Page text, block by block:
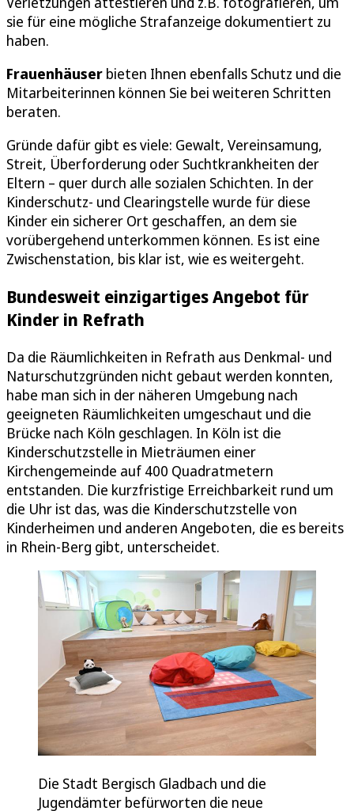
sie für eine mögliche Strafanzeige dokumentiert zu
haben.
Frauenhäuser bieten Ihnen ebenfalls Schutz und die
Mitarbeiterinnen können Sie bei weiteren Schritten
beraten.
Gründe dafür gibt es viele: Gewalt, Vereinsamung,
Streit, Überforderung oder Suchtkrankheiten der
Eltern – quer durch alle sozialen Schichten. In der
Kinderschutz- und Clearingstelle wurde für diese
Kinder ein sicherer Ort geschaffen, an dem sie
vorübergehend unterkommen können. Es ist eine
Zwischenstation, bis klar ist, wie es weitergeht.
Bundesweit einzigartiges Angebot für
Kinder in Refrath
Da die Räumlichkeiten in Refrath aus Denkmal- und
Naturschutzgründen nicht gebaut werden konnten,
habe man sich in der näheren Umgebung nach
geeigneten Räumlichkeiten umgeschaut und die
Brücke nach Köln geschlagen. In Köln ist die
Kinderschutzstelle in Mieträumen einer
Kirchengemeinde auf 400 Quadratmetern
entstanden. Die kurzfristige Erreichbarkeit rund um
die Uhr ist das, was die Kinderschutzstelle von
Kinderheimen und anderen Angeboten, die es bereits
in Rhein-Berg gibt, unterscheidet.
Die Stadt Bergisch Gladbach und die
Jugendämter befürworten die neue